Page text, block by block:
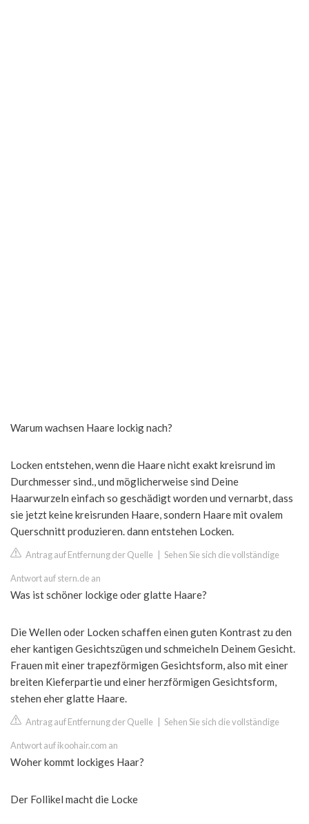
Warum wachsen Haare lockig nach?
Locken entstehen, wenn die Haare nicht exakt kreisrund im
Durchmesser sind., und möglicherweise sind Deine
Haarwurzeln einfach so geschädigt worden und vernarbt, dass
sie jetzt keine kreisrunden Haare, sondern Haare mit ovalem
Querschnitt produzieren. dann entstehen Locken.
Antrag auf Entfernung der Quelle Sehen Sie sich die vollständige
Antwort auf stern.de an
Was ist schöner lockige oder glatte Haare?
Die Wellen oder Locken schaffen einen guten Kontrast zu den
eher kantigen Gesichtszügen und schmeicheln Deinem Gesicht.
Frauen mit einer trapezförmigen Gesichtsform, also mit einer
breiten Kieferpartie und einer herzförmigen Gesichtsform,
stehen eher glatte Haare.
Antrag auf Entfernung der Quelle Sehen Sie sich die vollständige
Antwort auf ikoohair.com an
Woher kommt lockiges Haar?
Der Follikel macht die Locke